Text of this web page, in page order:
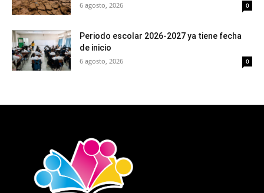
6 agosto, 2026 0
Periodo escolar 2026-2027 ya tiene fecha
de inicio
6 agosto, 2026 0